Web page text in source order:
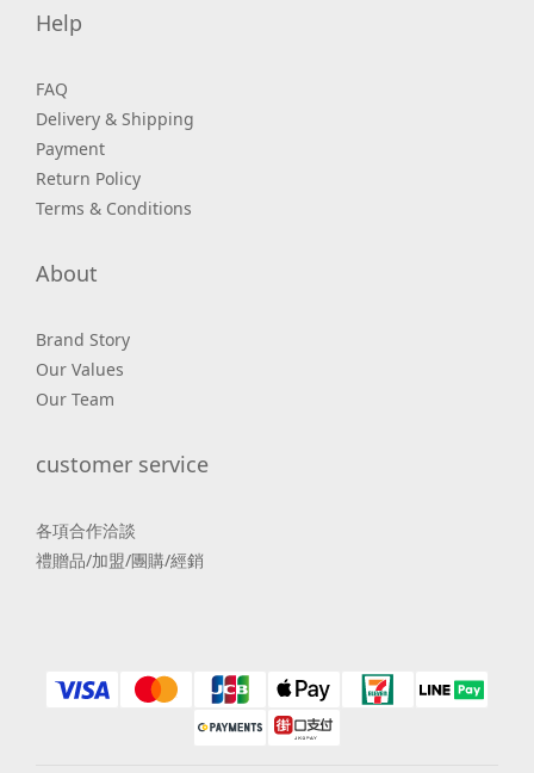
Help
FAQ
Delivery & Shipping
Payment
Return Policy
Terms & Conditions
About
Brand Story
Our Values
Our Team
customer service
各項合作洽談
禮贈品/加盟/團購/經銷